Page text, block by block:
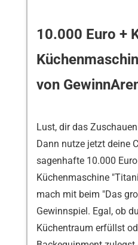
10.000 Euro +
von
Lust, dir das
Dann nutze jetzt deine
sagenhafte 10.000
Küchenmaschine
mach mit beim "Das
Gewinnspiel. Egal, ob
Küchentraum erfüllst